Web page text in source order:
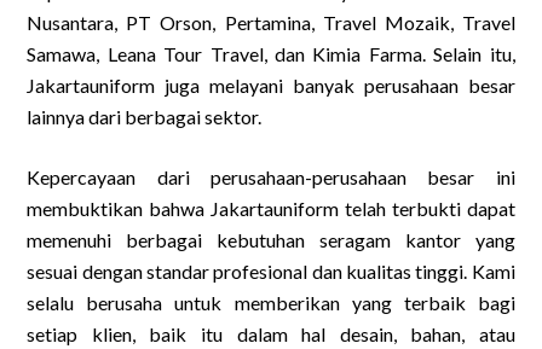
Nusantara, PT Orson, Pertamina, Travel Mozaik, Travel
Samawa, Leana Tour Travel, dan Kimia Farma. Selain itu,
Jakartauniform juga melayani banyak perusahaan besar
lainnya dari berbagai sektor.
Kepercayaan dari perusahaan-perusahaan besar ini
membuktikan bahwa Jakartauniform telah terbukti dapat
memenuhi berbagai kebutuhan seragam kantor yang
sesuai dengan standar profesional dan kualitas tinggi. Kami
selalu berusaha untuk memberikan yang terbaik bagi
setiap klien, baik itu dalam hal desain, bahan, atau